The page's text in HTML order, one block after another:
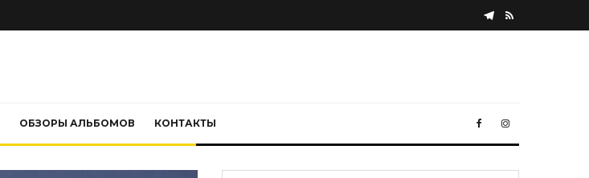
ОБЗОРЫ АЛЬБОМОВ КОНТАКТЫ